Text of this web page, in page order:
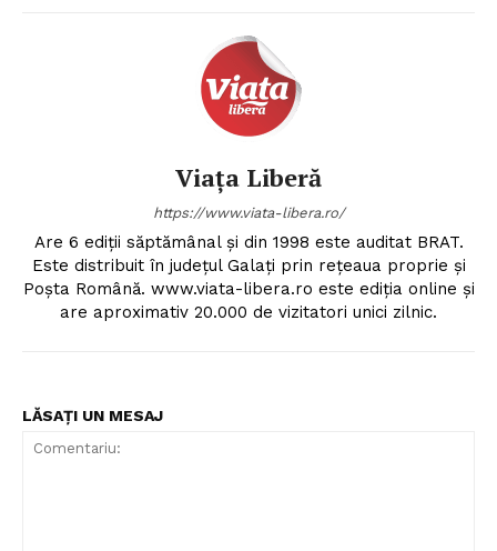
Viața Liberă
https://www.viata-libera.ro/
Are 6 ediții săptămânal și din 1998 este auditat BRAT.
Este distribuit în județul Galați prin rețeaua proprie și
Poșta Română. www.viata-libera.ro este ediția online și
are aproximativ 20.000 de vizitatori unici zilnic.
LĂSAȚI UN MESAJ